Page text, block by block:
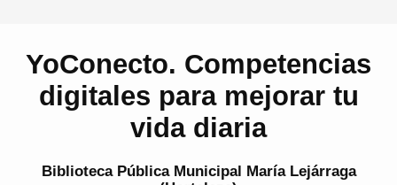
YoConecto. Competencias
digitales para mejorar tu
vida diaria
Biblioteca Pública Municipal María Lejárraga